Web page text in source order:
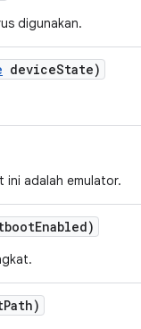
digunakan.
deviceState)
ini adalah emulator.
Enabled)
Path)